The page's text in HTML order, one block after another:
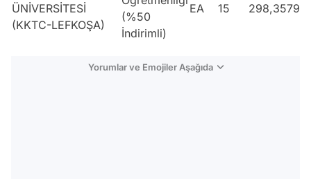
ÜNİVERSİTESİ
(KKTC-LEFKOŞA)
(%50
İndirimli)
EA 15 298,35794
Yorumlar ve Emojiler Aşağıda